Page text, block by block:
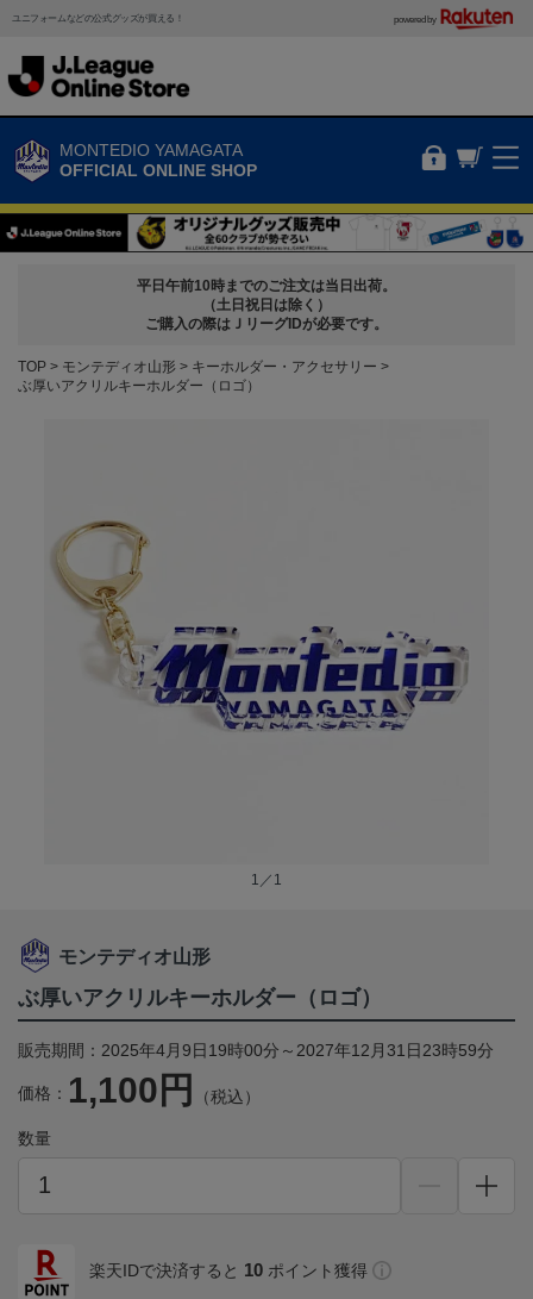
ユニフォームなどの公式グッズが買える！ powered by
MONTEDIO YAMAGATA
OFFICIAL ONLINE SHOP
平日午前10時までのご注文は当日出荷。
（土日祝日は除く）
ご購入の際はＪリーグIDが必要です。
TOP モンテディオ山形
キーホルダー・アクセサリー
ぶ厚いアクリルキーホルダー（ロゴ）
1／1
モンテディオ山形
ぶ厚いアクリルキーホルダー（ロゴ）
販売期間：2025年4月9日19時00分～2027年12月31日23時59分
価格： 1,100円 （税込）
数量
楽天IDで決済すると 10 ポイント獲得